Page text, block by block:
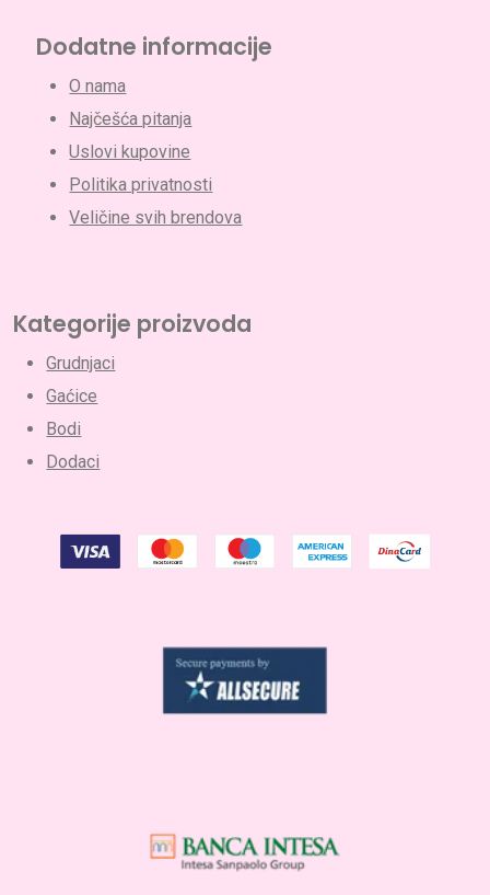
Dodatne informacije
O nama
Najčešća pitanja
Uslovi kupovine
Politika privatnosti
Veličine svih brendova
Kategorije proizvoda
Grudnjaci
Gaćice
Bodi
Dodaci